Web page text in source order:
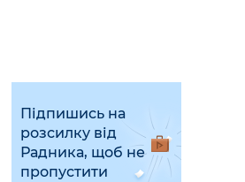
Підпишись на
розсилку від
Радника, щоб не
пропустити